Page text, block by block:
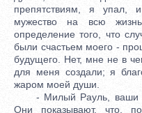
препятствиям, я упал,
мужество на всю
определение того, что
были счастьем моего -
будущего. Нет, мне не в
для меня создали; я
жаром моей души.
- Милый Рауль, ваши
Они показывают, что,